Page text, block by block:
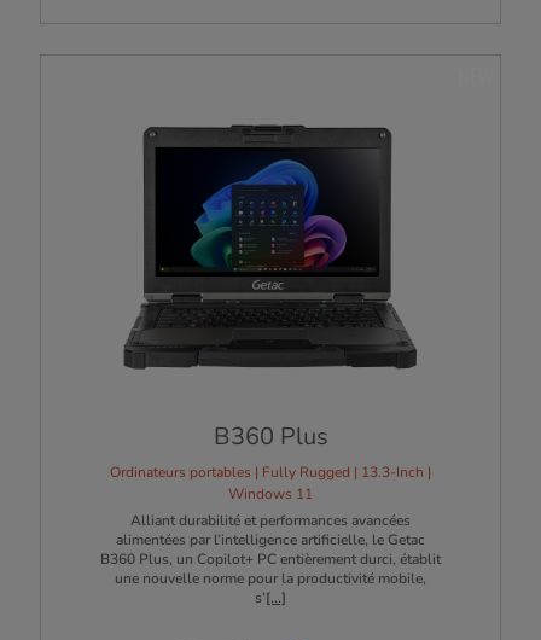
B360 Plus
Ordinateurs portables | Fully Rugged | 13.3-Inch |
Windows 11
Alliant durabilité et performances avancées
alimentées par l’intelligence artificielle, le Getac
B360 Plus, un Copilot+ PC entièrement durci, établit
une nouvelle norme pour la productivité mobile,
s’[...]